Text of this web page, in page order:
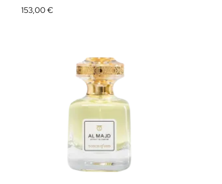
153,00 €